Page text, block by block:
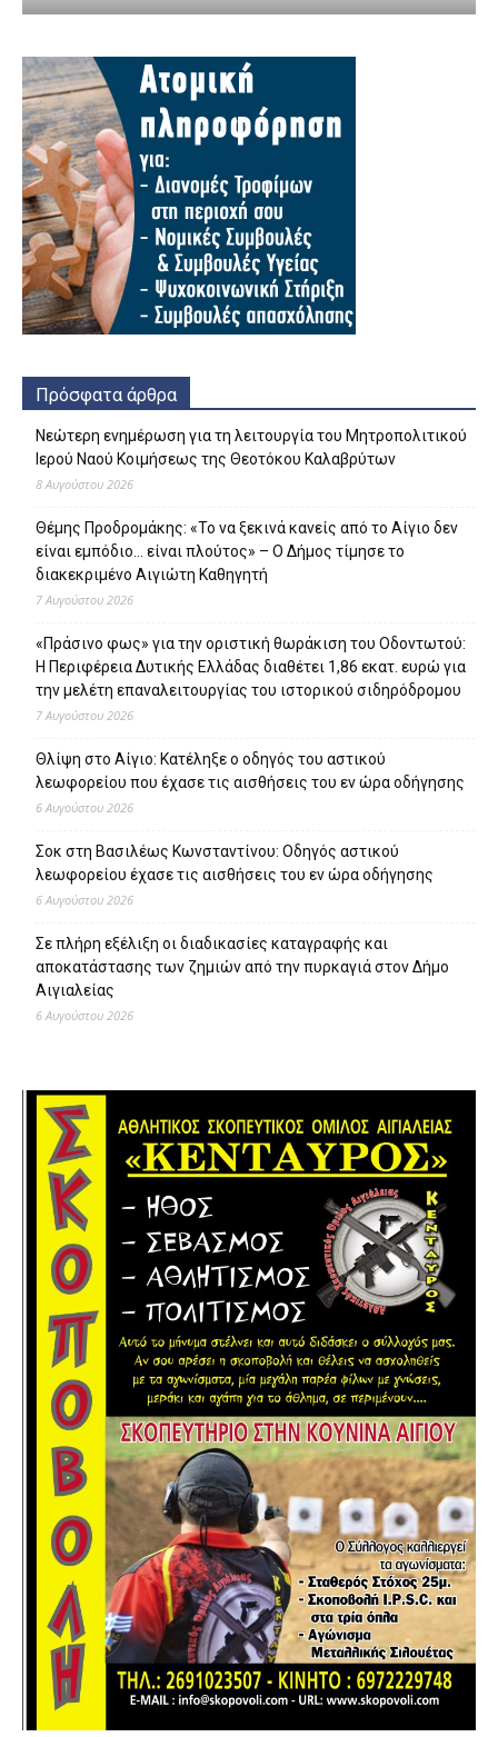
Πρόσφατα άρθρα
Νεώτερη ενημέρωση για τη λειτουργία του Μητροπολιτικού
Ιερού Ναού Κοιμήσεως της Θεοτόκου Καλαβρύτων
8 Αυγούστου 2026
Θέμης Προδρομάκης: «Το να ξεκινά κανείς από το Αίγιο δεν
είναι εμπόδιο… είναι πλούτος» – O Δήμος τίμησε το
διακεκριμένο Αιγιώτη Καθηγητή
7 Αυγούστου 2026
«Πράσινο φως» για την οριστική θωράκιση του Οδοντωτού:
Η Περιφέρεια Δυτικής Ελλάδας διαθέτει 1,86 εκατ. ευρώ για
την μελέτη επαναλειτουργίας του ιστορικού σιδηρόδρομου
7 Αυγούστου 2026
Θλίψη στο Αίγιο: Κατέληξε ο οδηγός του αστικού
λεωφορείου που έχασε τις αισθήσεις του εν ώρα οδήγησης
6 Αυγούστου 2026
Σοκ στη Βασιλέως Κωνσταντίνου: Οδηγός αστικού
λεωφορείου έχασε τις αισθήσεις του εν ώρα οδήγησης
6 Αυγούστου 2026
Σε πλήρη εξέλιξη οι διαδικασίες καταγραφής και
αποκατάστασης των ζημιών από την πυρκαγιά στον Δήμο
Αιγιαλείας
6 Αυγούστου 2026